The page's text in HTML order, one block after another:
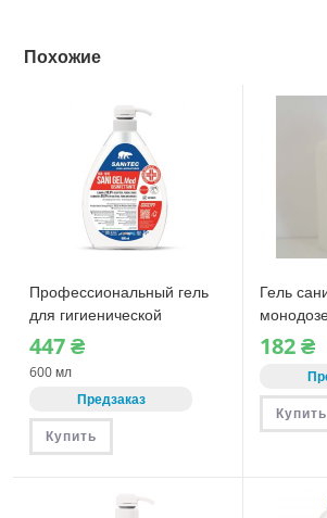
Похожие
Профессиональный гель
для гигиенической
обработки рук Sanitec
SANI GEL MED (1035) 600
мл
447₴
600 мл
Предзаказ
Купить
Гель
120 мл
182₴
Купить